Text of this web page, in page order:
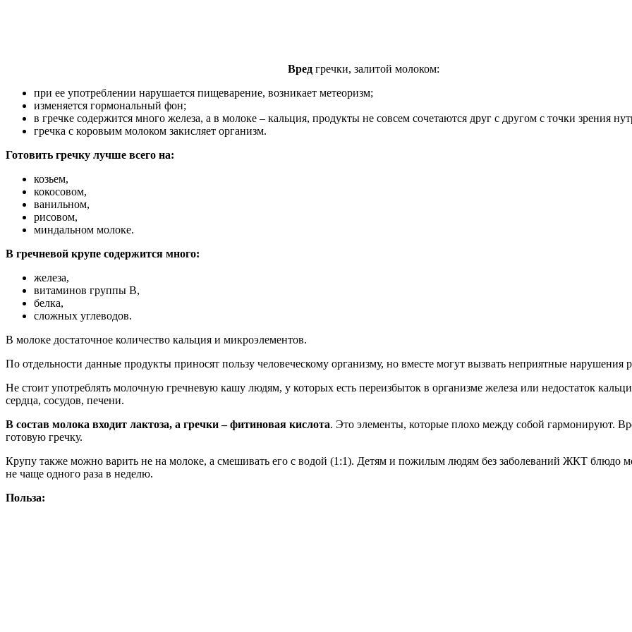
Вред гречки, залитой молоком:
при ее употреблении нарушается пищеварение, возникает метеоризм;
изменяется гормональный фон;
в гречке содержится много железа, а в молоке – кальция, продукты не совсем сочетаются друг с другом с точки зрения
гречка с коровьим молоком закисляет организм.
Готовить гречку лучше всего на:
козьем,
кокосовом,
ванильном,
рисовом,
миндальном молоке.
В гречневой крупе содержится много:
железа,
витаминов группы В,
белка,
сложных углеводов.
В молоке достаточное количество кальция и микроэлементов.
По отдельности данные продукты приносят пользу человеческому организму, но вместе могут вызвать неприятные нарушения
Не стоит употреблять молочную гречневую кашу людям, у которых есть переизбыток в организме железа или недостаток
сердца, сосудов, печени.
В состав молока входит лактоза, а гречки – фитиновая кислота. Это элементы, которые плохо между собой гармонируют.
готовую гречку.
Крупу также можно варить не на молоке, а смешивать его с водой (1:1). Детям и пожилым людям без заболеваний ЖКТ блюдо
не чаще одного раза в неделю.
Польза: